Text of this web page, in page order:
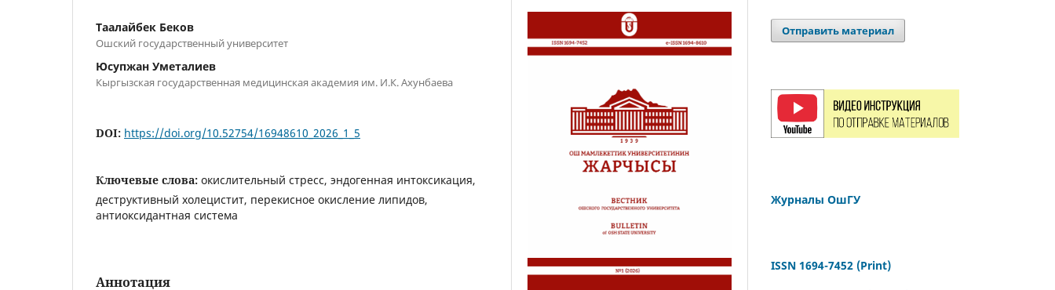
Таалайбек Беков
Ошский государственный университет
Юсупжан Уметалиев
Кыргызская государственная медицинская академия им. И.К. Ахунбаева
DOI: https://doi.org/10.52754/16948610_2026_1_5
Ключевые слова: окислительный стресс, эндогенная интоксикация,
деструктивный холецистит, перекисное окисление липидов,
антиоксидантная система
Аннотация
Отправить материал
Журналы ОшГУ
ISSN 1694-7452 (Print)